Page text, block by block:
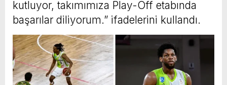
kutluyor, takımımıza Play-Off etabında
başarılar diliyorum.” ifadelerini kullandı.